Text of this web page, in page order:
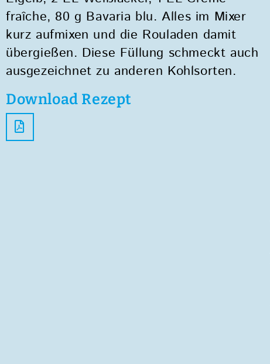
fraîche, 80 g Bavaria blu. Alles im Mixer
kurz aufmixen und die Rouladen damit
übergießen. Diese Füllung schmeckt auch
ausgezeichnet zu anderen Kohlsorten.
Download Rezept